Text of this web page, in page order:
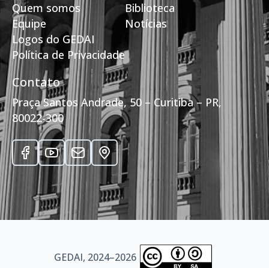
Quem somos
Equipe
Logos do GEDAI
Política de Privacidade
Biblioteca
Notícias
Contato
Praça Santos Andrade, 50 – Curitiba – PR,
80022-300
GEDAI, 2024–2026